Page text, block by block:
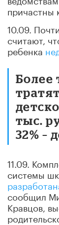
причастны
10.09.
считают,
ребенка
Более
тыс.
32% –
11.09.
системы
сообщил
Кравцов,